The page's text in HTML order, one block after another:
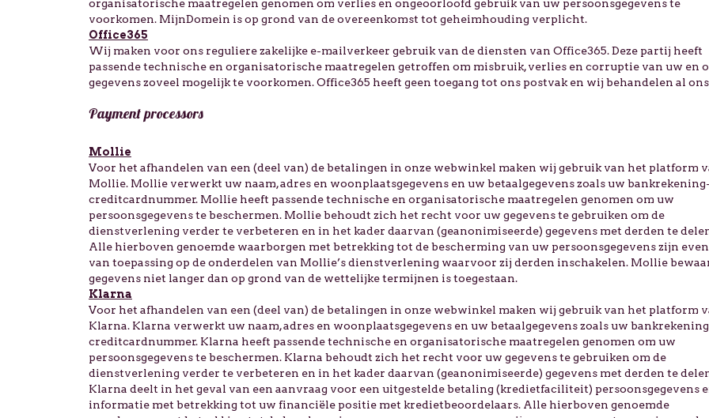
organisatorische maatregelen genomen om verlies en ongeoorloofd gebruik van uw persoonsgegevens te
voorkomen. MijnDomein is op grond van de overeenkomst tot geheimhouding verplicht.
Office365
Wij maken voor ons reguliere zakelijke e-mailverkeer gebruik van de diensten van Office365. Deze partij heeft
passende technische en organisatorische maatregelen getroffen om misbruik, verlies en corruptie van uw en
gegevens zoveel mogelijk te voorkomen. Office365 heeft geen toegang tot ons postvak en wij behandelen al
Payment processors
Mollie
Voor het afhandelen van een (deel van) de betalingen in onze webwinkel maken wij gebruik van het platform
Mollie. Mollie verwerkt uw naam, adres en woonplaatsgegevens en uw betaalgegevens zoals uw
creditcardnummer. Mollie heeft passende technische en organisatorische maatregelen genomen om uw
persoonsgegevens te beschermen. Mollie behoudt zich het recht voor uw gegevens te gebruiken om de
dienstverlening verder te verbeteren en in het kader daarvan (geanonimiseerde) gegevens met derden te
Alle hierboven genoemde waarborgen met betrekking tot de bescherming van uw persoonsgegevens zijn
van toepassing op de onderdelen van Mollie’s dienstverlening waarvoor zij derden inschakelen. Mollie
gegevens niet langer dan op grond van de wettelijke termijnen is toegestaan.
Klarna
Voor het afhandelen van een (deel van) de betalingen in onze webwinkel maken wij gebruik van het platform
Klarna. Klarna verwerkt uw naam, adres en woonplaatsgegevens en uw betaalgegevens zoals uw
creditcardnummer. Klarna heeft passende technische en organisatorische maatregelen genomen om uw
persoonsgegevens te beschermen. Klarna behoudt zich het recht voor uw gegevens te gebruiken om de
dienstverlening verder te verbeteren en in het kader daarvan (geanonimiseerde) gegevens met derden te
Klarna deelt in het geval van een aanvraag voor een uitgestelde betaling (kredietfaciliteit) persoonsgegevens
informatie met betrekking tot uw financiële positie met kredietbeoordelaars. Alle hierboven genoemde